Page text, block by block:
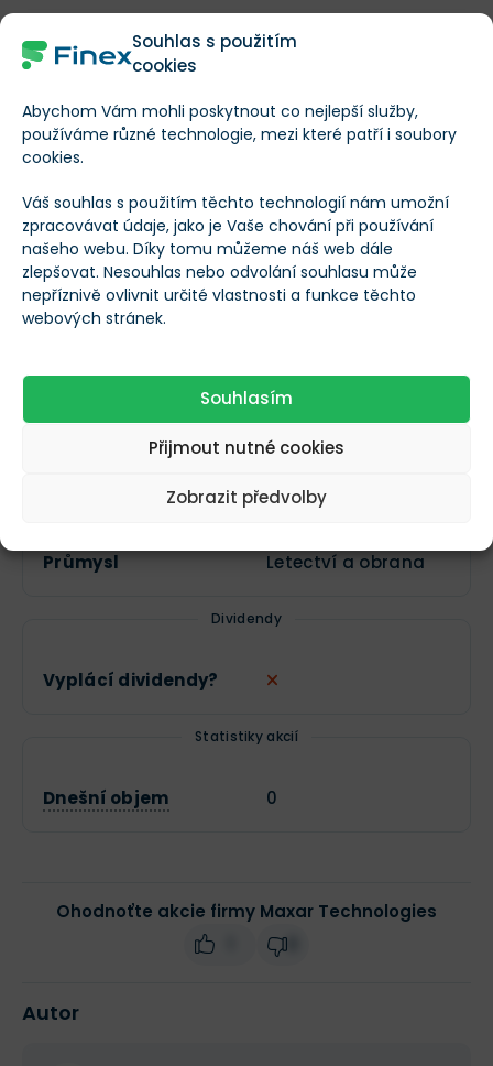
Souhlas s použitím
cookies
Abychom Vám mohli poskytnout co nejlepší služby,
používáme různé technologie, mezi které patří i soubory
cookies.
Váš souhlas s použitím těchto technologií nám umožní
zpracovávat údaje, jako je Vaše chování při používání
našeho webu. Díky tomu můžeme náš web dále
zlepšovat. Nesouhlas nebo odvolání souhlasu může
nepříznivě ovlivnit určité vlastnosti a funkce těchto
webových stránek.
Souhlasím
Přijmout nutné cookies
Zobrazit předvolby
Více informací o akciích Maxar
Technologies (MAXR)
Název společnosti Maxar Technologies
Ticker MAXR
Základní informace o společnosti
Založeno 1969
Průmysl
Průmysl Letectví a obrana
Dividendy
Vyplácí dividendy?
Statistiky akcií
Dnešní objem 0
Ohodnoťte akcie firmy Maxar Technologies
Autor